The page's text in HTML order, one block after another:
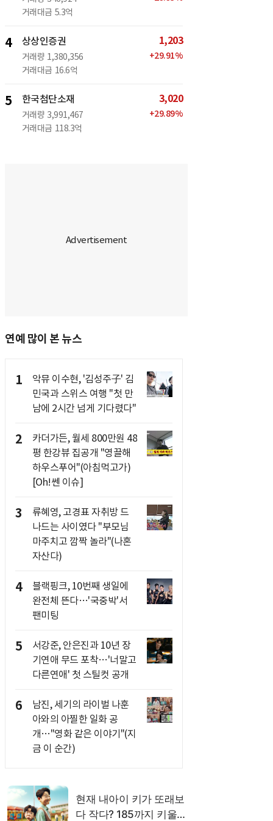
거래대금 5.3억
4 상상인증권
거래량 1,380,356
거래대금 16.6억
1,203
+29.91%
5 한국첨단소재
거래량 3,991,467
거래대금 118.3억
3,020
+29.89%
연예 많이 본 뉴스
1
악뮤 이수현, '김성주子' 김
민국과 스위스 여행 "첫 만
남에 2시간 넘게 기다렸다"
2
카더가든, 월세 800만원 48
평 한강뷰 집공개 "영끌해
하우스푸어"(아침먹고가)
[Oh!쎈 이슈]
3
류혜영, 고경표 자취방 드
나드는 사이였다 "부모님
마주치고 깜짝 놀라"(나혼
자산다)
4
블랙핑크, 10번째 생일에
완전체 뜬다…'국중박'서
팬미팅
5
서강준, 안은진과 10년 장
기연애 무드 포착…'너말고
다른연애' 첫 스틸컷 공개
6
남진, 세기의 라이벌 나훈
아와의 아찔한 일화 공
개…"영화 같은 이야기"(지
금 이 순간)